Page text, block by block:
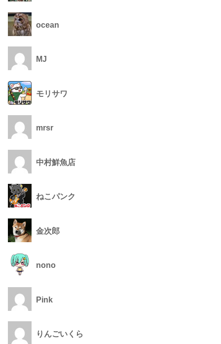
ocean
MJ
モリサワ
mrsr
中村鮮魚店
ねこパンク
金次郎
nono
Pink
りんごいくら